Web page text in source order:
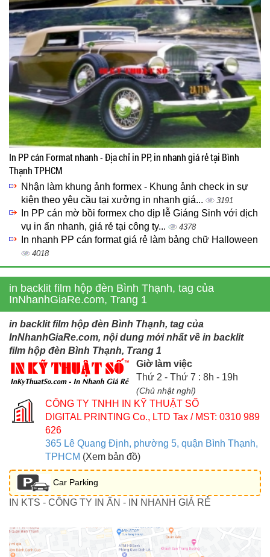
In PP cán Format nhanh - Địa chỉ in PP, in nhanh giá rẻ tại Bình
Thạnh TPHCM
Nhận làm khung ảnh formex - Khung ảnh check in sự
kiện theo yêu cầu tại xưởng in nhanh giá...
3191
In PP cán mờ bồi formex cho dịp lễ Giáng Sinh với dịch
vụ in ấn nhanh, giá rẻ tại công ty...
4378
In nhanh PP cán format giá rẻ làm bảng chữ Halloween
4018
in backlit film hộp đèn Bình Thạnh, tag của
InNhanhGiaRe.com, Trang 1
in backlit film hộp đèn Bình Thạnh, tag của
InNhanhGiaRe.com, nội dung mới nhất về in backlit
film hộp đèn Bình Thạnh, Trang 1
Giờ làm việc
Thứ 2 - Thứ 7 : 8h - 19h
(Chủ nhật nghỉ)
CÔNG TY TNHH IN KỸ THUẬT SỐ
DIGITAL PRINTING Co., LTD Tax / MST: 0310 989
626
365 Lê Quang Định, phường 5, quận Bình Thạnh,
TPHCM (Xem bản đồ)
Car Parking
IN KTS - CÔNG TY IN ẤN - IN NHANH GIÁ RẺ